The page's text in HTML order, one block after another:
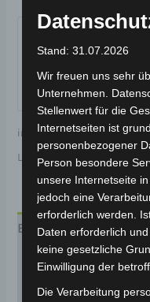
inkl. 19 % MwSt.
Lieferzeit:
Versandfertig
Beschreibung
Produktsicherheit
Rezensionen (0)
Stand: 31.07.2026
Wir freuen uns sehr
Unternehmen.
Stellenwert für die
Internetseiten ist
personenbezogener
Person besondere
unsere Internetseite
jedoch eine
erforderlich werden.
Daten erforderlich
keine gesetzliche
Einwilligung der
Die Verarbeitung